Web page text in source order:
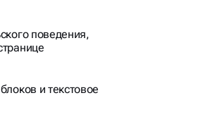
поведения,
и текстовое